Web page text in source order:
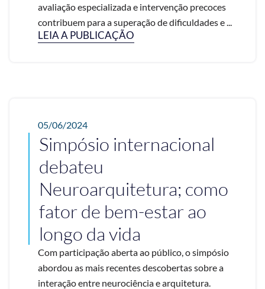
avaliação especializada e intervenção precoces
contribuem para a superação de dificuldades e ...
LEIA A PUBLICAÇÃO
05/06/2024
Simpósio internacional
debateu
Neuroarquitetura; como
fator de bem-estar ao
longo da vida
Com participação aberta ao público, o simpósio
abordou as mais recentes descobertas sobre a
interação entre neurociência e arquitetura.